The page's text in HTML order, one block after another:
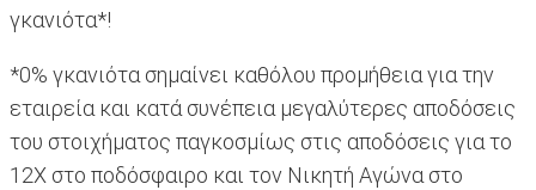
γκανιότα*!
*0% γκανιότα σημαίνει καθόλου προμήθεια για την
εταιρεία και κατά συνέπεια μεγαλύτερες αποδόσεις
του στοιχήματος παγκοσμίως στις αποδόσεις για το
12Χ στο ποδόσφαιρο και τον Νικητή Αγώνα στο